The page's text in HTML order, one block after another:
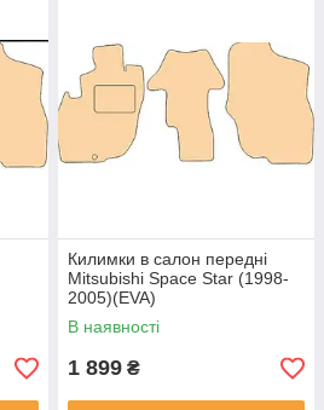
Килимки в салон передні
Mitsubishi Space Star (1998-
2005)(EVA)
В наявності
1 899 ₴